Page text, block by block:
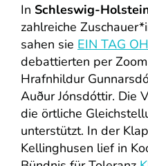
In Schleswig-
zahlreiche
sahen sie EIN TAG
debattierten per
Hrafnhildur
Auður Jónsdóttir. Die
die örtliche
unterstützt. In der
Kellinghusen lief in